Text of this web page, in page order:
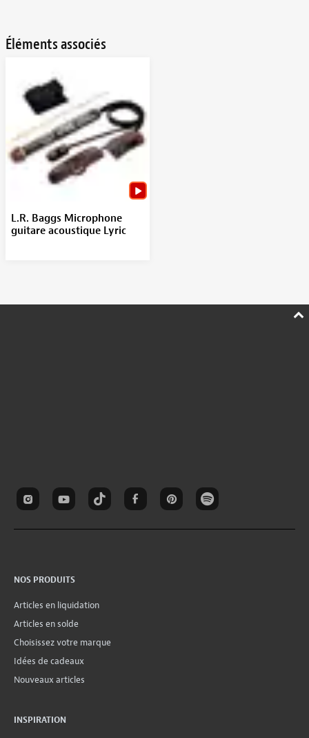
Éléments associés
L.R. Baggs Microphone
guitare acoustique Lyric
NOS PRODUITS
Articles en liquidation
Articles en solde
Choisissez votre marque
Idées de cadeaux
Nouveaux articles
INSPIRATION